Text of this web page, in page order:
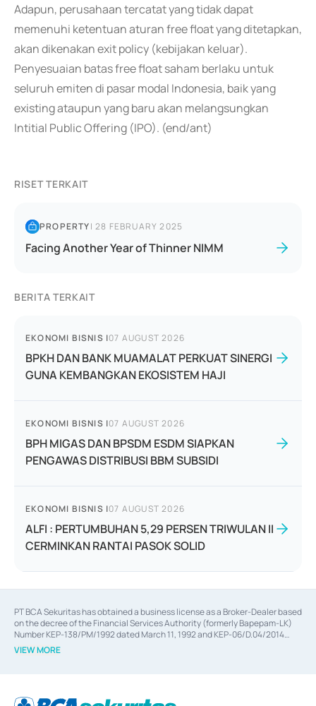
Adapun, perusahaan tercatat yang tidak dapat
memenuhi ketentuan aturan free float yang ditetapkan,
akan dikenakan exit policy (kebijakan keluar).
Penyesuaian batas free float saham berlaku untuk
seluruh emiten di pasar modal Indonesia, baik yang
existing ataupun yang baru akan melangsungkan
Intitial Public Offering (IPO). (end/ant)
RISET TERKAIT
PROPERTY|28 FEBRUARY 2025
Facing Another Year of Thinner NIMM
BERITA TERKAIT
EKONOMI BISNIS |07 AUGUST 2026
BPKH DAN BANK MUAMALAT PERKUAT SINERGI
GUNA KEMBANGKAN EKOSISTEM HAJI
EKONOMI BISNIS |07 AUGUST 2026
BPH MIGAS DAN BPSDM ESDM SIAPKAN
PENGAWAS DISTRIBUSI BBM SUBSIDI
EKONOMI BISNIS |07 AUGUST 2026
ALFI : PERTUMBUHAN 5,29 PERSEN TRIWULAN II
CERMINKAN RANTAI PASOK SOLID
PT BCA Sekuritas has obtained a business license as a Broker-Dealer based
on the decree of the Financial Services Authority (formerly Bapepam-LK)
Number KEP-138/PM/1992 dated March 11, 1992 and KEP-06/D.04/2014
dated February 28, 2014, a business license as an Underwriter based on the
decree of the Financial Services Authority Number KEP-12/PM/PEE/1997
Financial Services Authority Number S-67/PM.21/2014 dated February 28,
VIEW MORE